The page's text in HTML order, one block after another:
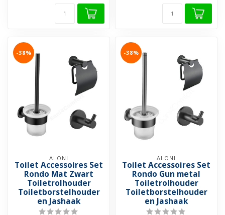
-38%
ALONI
Toilet Accessoires Set
Rondo Mat Zwart
Toiletrolhouder
Toiletborstelhouder
en Jashaak
-38%
ALONI
Toilet Accessoires Set
Rondo Gun metal
Toiletrolhouder
Toiletborstelhouder
en Jashaak